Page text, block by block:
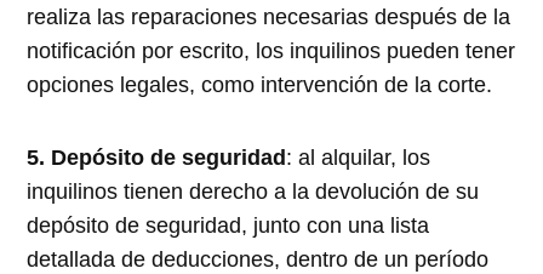
realiza las reparaciones necesarias después de la
notificación por escrito, los inquilinos pueden tener
opciones legales, como intervención de la corte.
5. Depósito de seguridad : al alquilar, los
inquilinos tienen derecho a la devolución de su
depósito de seguridad, junto con una lista
detallada de deducciones, dentro de un período